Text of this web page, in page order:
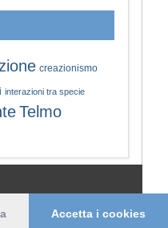
Accetta i cookies
creazionismo
interazioni tra specie
Telmo